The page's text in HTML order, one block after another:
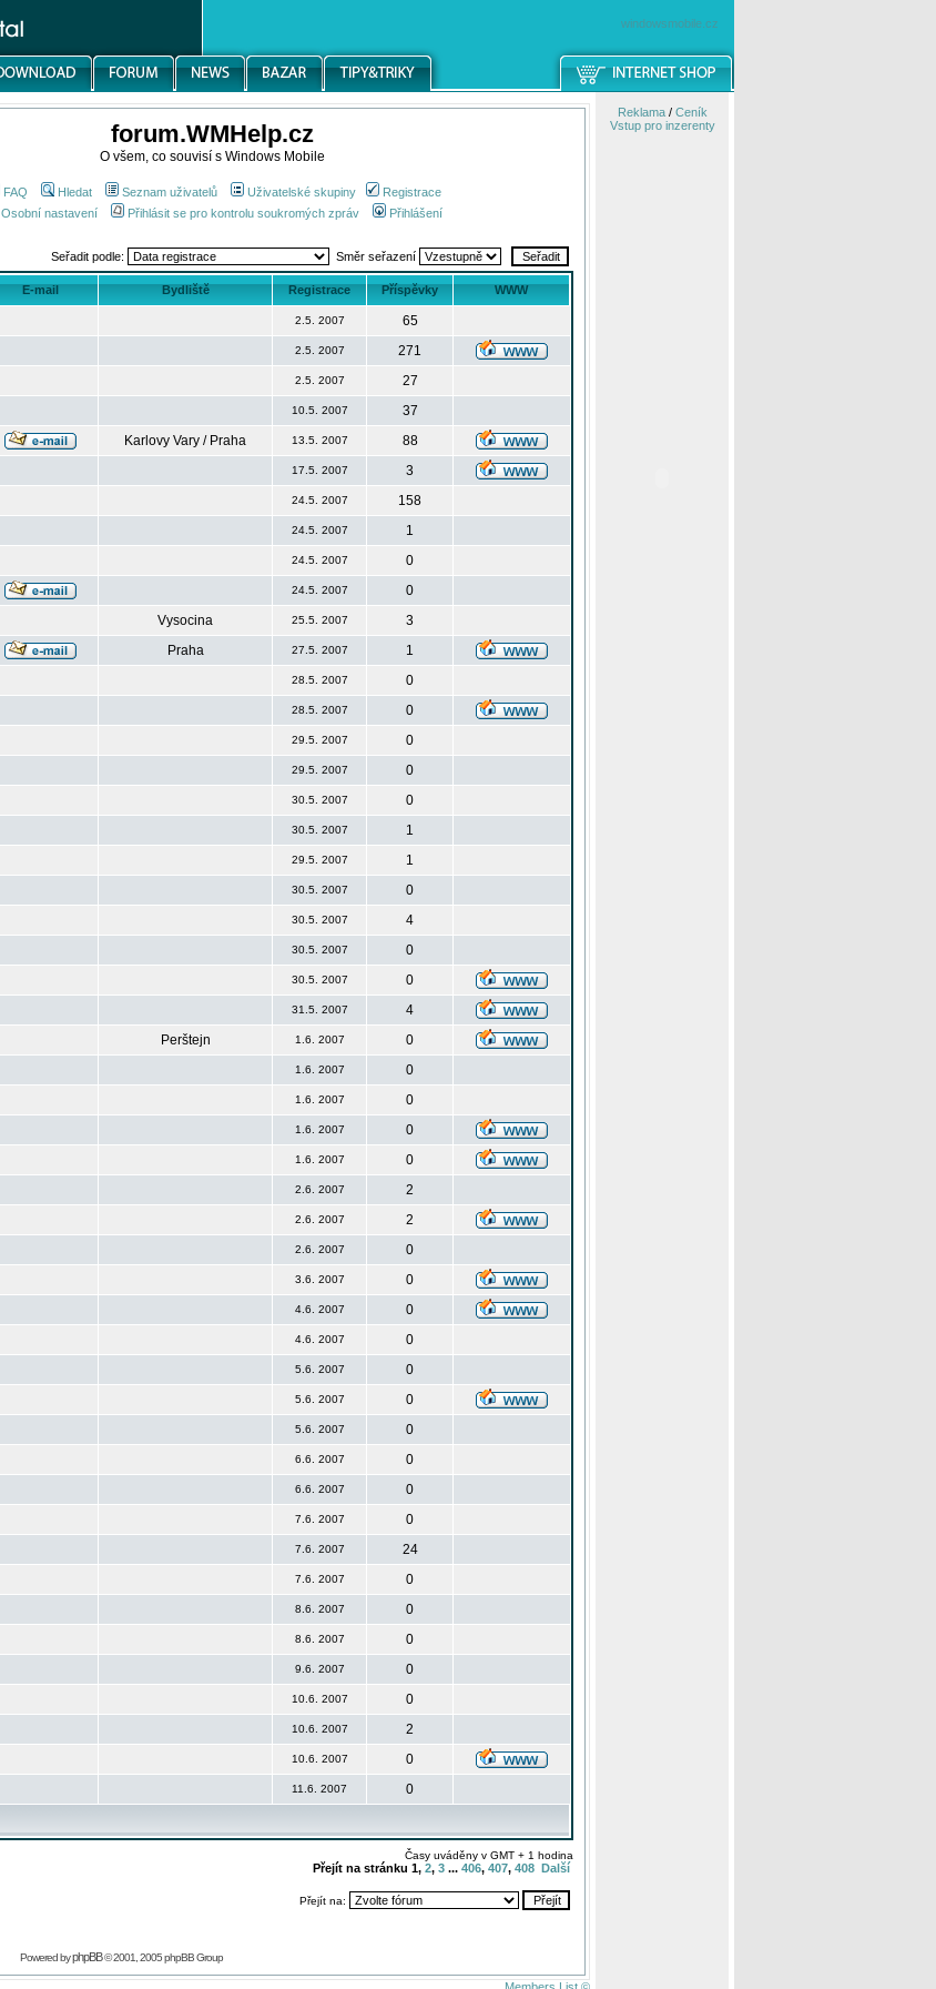
windowsmobile.cz
forum.WMHelp.cz
O všem, co souvisí s Windows Mobile
FAQ Hledat Seznam uživatelů Uživatelské skupiny
Registrace
Osobní nastavení
Přihlásit se pro kontrolu soukromých zpráv Přihlášení
Seřadit podle: Směr seřazení
E-mail Bydliště Registrace Příspěvky WWW
2.5. 2007
65
2.5. 2007
271
2.5. 2007
27
10.5. 2007
37
Karlovy Vary / Praha 13.5. 2007
88
17.5. 2007
3
24.5. 2007
158
24.5. 2007
1
24.5. 2007
0
24.5. 2007
0
Vysocina 25.5. 2007
3
Praha 27.5. 2007
1
28.5. 2007
0
28.5. 2007
0
29.5. 2007
0
29.5. 2007
0
30.5. 2007
0
30.5. 2007
1
29.5. 2007
1
30.5. 2007
0
30.5. 2007
4
30.5. 2007
0
30.5. 2007
0
31.5. 2007
4
Perštejn 1.6. 2007
0
1.6. 2007
0
1.6. 2007
0
1.6. 2007
0
1.6. 2007
0
2.6. 2007
2
2.6. 2007
2
2.6. 2007
0
3.6. 2007
0
4.6. 2007
0
4.6. 2007
0
5.6. 2007
0
5.6. 2007
0
5.6. 2007
0
6.6. 2007
0
6.6. 2007
0
7.6. 2007
0
7.6. 2007
24
7.6. 2007
0
8.6. 2007
0
8.6. 2007
0
9.6. 2007
0
10.6. 2007
0
10.6. 2007
2
10.6. 2007
0
11.6. 2007 0
Časy uváděny v GMT + 1 hodina
Přejít na stránku 1, 2, 3 ... 406, 407, 408 Další
Přejít na:
Powered byphpBB© 2001, 2005 phpBB Group
Reklama/ Ceník
Vstup pro inzerenty